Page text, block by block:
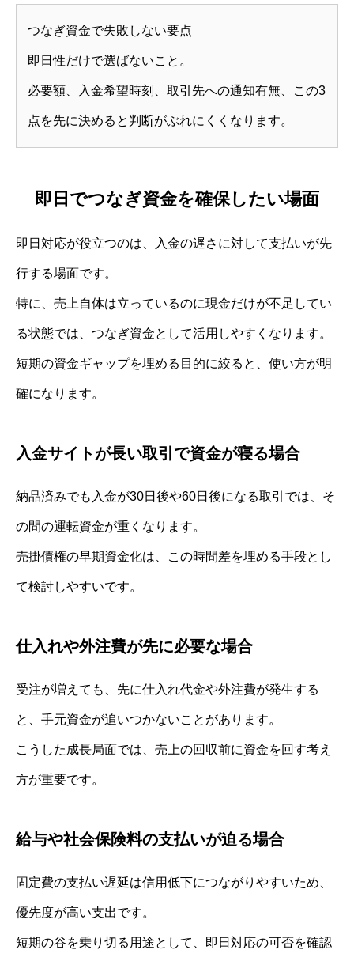
つなぎ資金で失敗しない要点
即日性だけで選ばないこと。
必要額、入金希望時刻、取引先への通知有無、この3
点を先に決めると判断がぶれにくくなります。
即日でつなぎ資金を確保したい場面
即日対応が役立つのは、入金の遅さに対して支払いが先
行する場面です。
特に、売上自体は立っているのに現金だけが不足してい
る状態では、つなぎ資金として活用しやすくなります。
短期の資金ギャップを埋める目的に絞ると、使い方が明
確になります。
入金サイトが長い取引で資金が寝る場合
納品済みでも入金が30日後や60日後になる取引では、そ
の間の運転資金が重くなります。
売掛債権の早期資金化は、この時間差を埋める手段とし
て検討しやすいです。
仕入れや外注費が先に必要な場合
受注が増えても、先に仕入れ代金や外注費が発生する
と、手元資金が追いつかないことがあります。
こうした成長局面では、売上の回収前に資金を回す考え
方が重要です。
給与や社会保険料の支払いが迫る場合
固定費の支払い遅延は信用低下につながりやすいため、
優先度が高い支出です。
短期の谷を乗り切る用途として、即日対応の可否を確認